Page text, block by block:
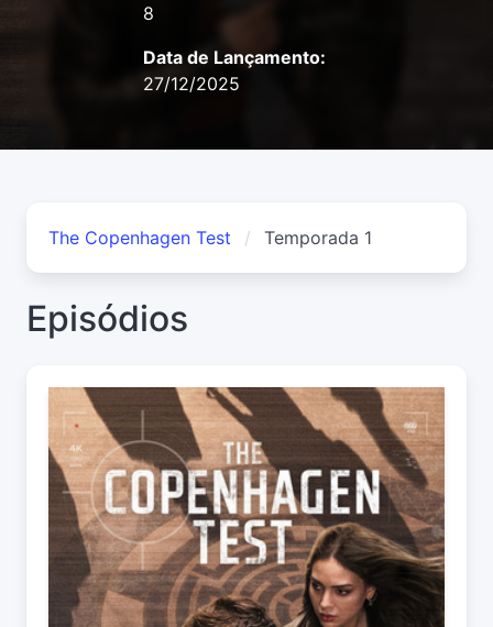
8
Data de Lançamento:
27/12/2025
The Copenhagen Test Temporada 1
Episódios